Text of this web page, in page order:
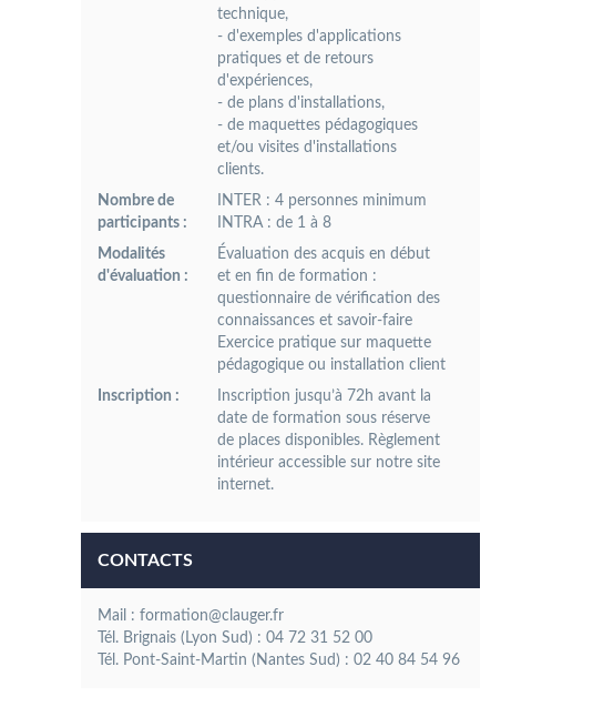
technique,
- d'exemples d'applications
pratiques et de retours
d'expériences,
- de plans d'installations,
- de maquettes pédagogiques
et/ou visites d'installations
clients.
Nombre de
participants :
INTER : 4 personnes minimum
INTRA : de 1 à 8
Modalités
d'évaluation :
Évaluation des acquis en début
et en fin de formation :
questionnaire de vérification des
connaissances et savoir-faire
Exercice pratique sur maquette
pédagogique ou installation client
Inscription :
Inscription jusqu’à 72h avant la
date de formation sous réserve
de places disponibles. Règlement
intérieur accessible sur notre site
internet.
CONTACTS
Mail : formation@clauger.fr
Tél. Brignais (Lyon Sud) : 04 72 31 52 00
Tél. Pont-Saint-Martin (Nantes Sud) : 02 40 84 54 96